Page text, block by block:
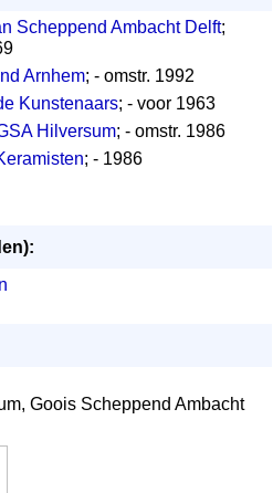
Scheppend Ambacht Delft;
Arnhem; - omstr. 1992
Kunstenaars; - voor 1963
Hilversum; - omstr. 1986
; - 1986
Goois Scheppend Ambacht